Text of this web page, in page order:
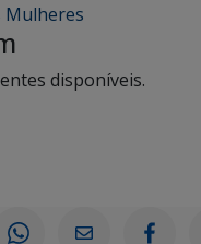
Mulheres
disponíveis.